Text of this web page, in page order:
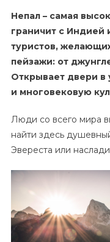
Непал – самая
граничит с Индией
туристов,
пейзажи: от
Открывает двери
и многовековую
Люди со всего мира
найти здесь
Эвереста или